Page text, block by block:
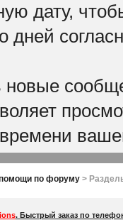
дату,
дней
по форуму>
. Быстрый заказ по